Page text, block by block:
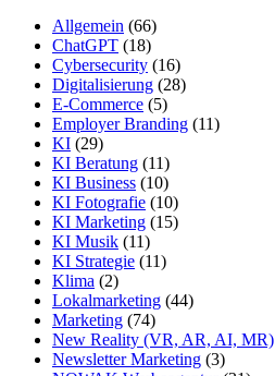
Allgemein (66)
ChatGPT (18)
Cybersecurity (16)
Digitalisierung (28)
E-Commerce (5)
Employer Branding (11)
KI (29)
KI Beratung (11)
KI Business (10)
KI Fotografie (10)
KI Marketing (15)
KI Musik (11)
KI Strategie (11)
Klima (2)
Lokalmarketing (44)
Marketing (74)
New Reality (VR, AR, AI, MR)
Newsletter Marketing (3)